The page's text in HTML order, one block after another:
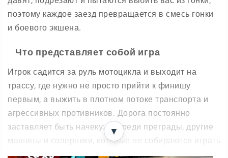
поэтому каждое заезд превращается в смесь гонки
и боевого экшена.
Что представляет собой игра
Игрок садится за руль мотоцикла и выходит на
трассу, где нужно не просто прийти к финишу
первым, а выжить в плотном потоке транспорта и
агрессивных противников. Дорога постоянно
заставляет быть начеку: впереди преграды, другие
машины и соперники, которые не собираются играть
честно.
▼